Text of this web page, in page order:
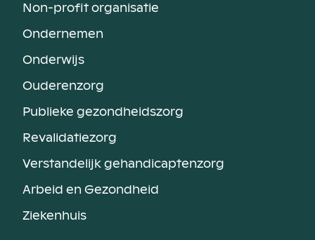
Non-profit organisatie
Ondernemen
Onderwijs
Ouderenzorg
Publieke gezondheidszorg
Revalidatiezorg
Verstandelijk gehandicaptenzorg
Arbeid en Gezondheid
Ziekenhuis